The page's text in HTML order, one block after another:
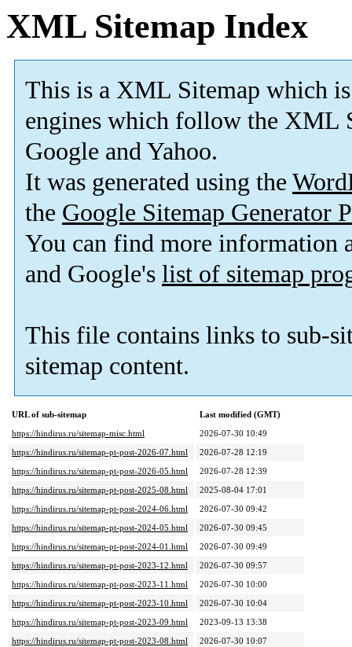
XML Sitemap Index
This is a XML Sitemap which is
engines which follow the XML
Google and Yahoo.
It was generated using the
the Google Sitemap Generator
You can find more information
and Google's list of sitemap
This file contains links to sub-
sitemap content.
URL of sub-sitemap
Last modified (GMT)
https://hindirus.ru/sitemap-misc.html
2026-07-30 10:49
https://hindirus.ru/sitemap-pt-post-2026-07.html
2026-07-28 12:19
https://hindirus.ru/sitemap-pt-post-2026-05.html
2026-07-28 12:39
https://hindirus.ru/sitemap-pt-post-2025-08.html
2025-08-04 17:01
https://hindirus.ru/sitemap-pt-post-2024-06.html
2026-07-30 09:42
https://hindirus.ru/sitemap-pt-post-2024-05.html
2026-07-30 09:45
https://hindirus.ru/sitemap-pt-post-2024-01.html
2026-07-30 09:49
https://hindirus.ru/sitemap-pt-post-2023-12.html
2026-07-30 09:57
https://hindirus.ru/sitemap-pt-post-2023-11.html
2026-07-30 10:00
https://hindirus.ru/sitemap-pt-post-2023-10.html
2026-07-30 10:04
https://hindirus.ru/sitemap-pt-post-2023-09.html
2023-09-13 13:38
https://hindirus.ru/sitemap-pt-post-2023-08.html
2026-07-30 10:07